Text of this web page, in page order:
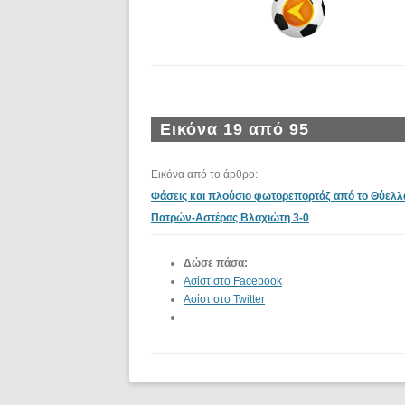
Εικόνα 19 από 95
Εικόνα από το άρθρο:
Φάσεις και πλούσιο φωτορεπορτάζ από το
Πατρών-Αστέρας Βλαχιώτη 3-0
Δώσε πάσα:
Ασίστ στο Facebook
Ασίστ στο Twitter